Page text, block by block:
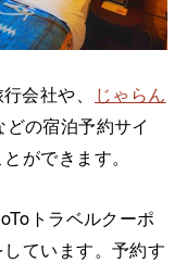
会社や、
じゃらん
どの宿泊予約サイ
ができます。
トラベルクーポ
ています。予約す